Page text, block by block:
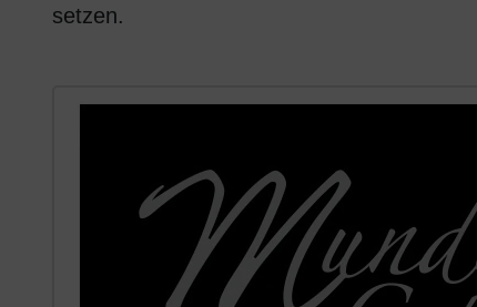
setzen.